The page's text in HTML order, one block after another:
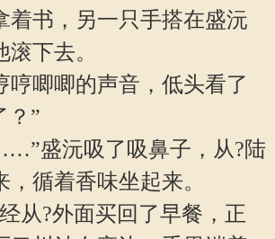
着书，另一只手搭在盛沅
下去。
唧唧的声音，低头看了
？”
盛沅吸了吸鼻子，从?陆
循着香味坐起来。
从?外面买回了早餐，正